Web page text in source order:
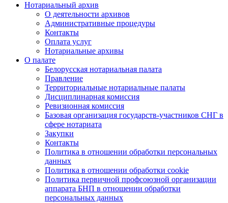
Нотариальный архив
О деятельности архивов
Административные процедуры
Контакты
Оплата услуг
Нотариальные архивы
О палате
Белорусская нотариальная палата
Правление
Территориальные нотариальные палаты
Дисциплинарная комиссия
Ревизионная комиссия
Базовая организация государств-участников СНГ в
сфере нотариата
Закупки
Контакты
Политика в отношении обработки персональных
данных
Политика в отношении обработки cookie
Политика первичной профсоюзной организации
аппарата БНП в отношении обработки
персональных данных